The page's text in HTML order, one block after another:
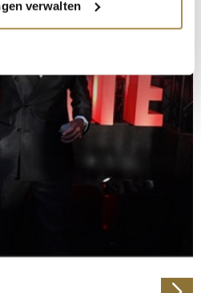
Ihre geografische Lage
einige Meter genau sein
(Fingerprinting) identifizieren
wie Ihre persönlichen Daten
Sie Ihre Präferenzen im
fest.
Inhalte und Anzeigen zu
auf unsere Website zu
Analysen weiter. Unsere
verwalten